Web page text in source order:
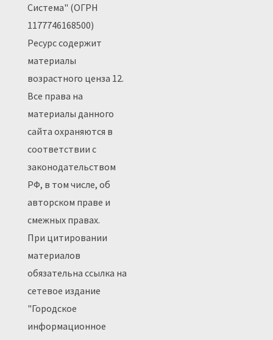
Система" (ОГРН
1177746168500)
Ресурс содержит
материалы
возрастного ценза 12.
Все права на
материалы данного
сайта охраняются в
соответствии с
законодательством
РФ, в том числе, об
авторском праве и
смежных правах.
При цитировании
материалов
обязательна ссылка на
сетевое издание
"Городское
информационное